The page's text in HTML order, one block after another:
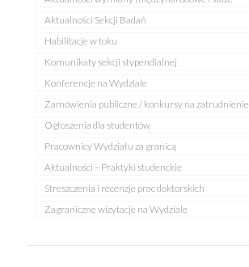
Aktualności Sekcji Badań
Habilitacje w toku
Komunikaty sekcji stypendialnej
Konferencje na Wydziale
Zamówienia publiczne / konkursy na zatrudnienie
Ogłoszenia dla studentów
Pracownicy Wydziału za granicą
Aktualności – Praktyki studenckie
Streszczenia i recenzje prac doktorskich
Zagraniczne wizytacje na Wydziale